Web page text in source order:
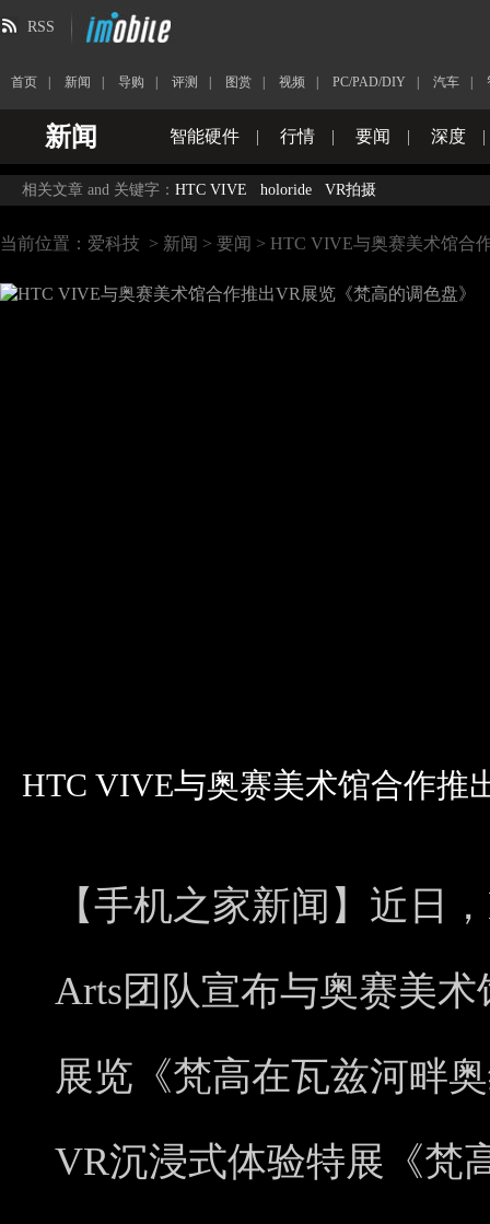
RSS
首页 新闻 导购 评测 图赏 视频 PC/PAD/DIY 汽车
新闻 智能硬件 | 行情 | 要闻 | 深度 |
相关文章 and 关键字： HTC VIVE holoride VR拍摄
当前位置： 爱科技 > 新闻 > 要闻 > HTC VIVE与奥赛美术馆合
HTC VIVE与奥赛美术馆合作推
【手机之家新闻】近日
Arts团队宣布与奥赛美
展览《梵高在瓦兹河畔
VR沉浸式体验特展《梵